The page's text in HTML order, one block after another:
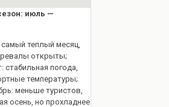
июль —
теплый месяц,
открыты;
стабильная погода,
температуры;
меньше туристов,
осень, но прохладнее